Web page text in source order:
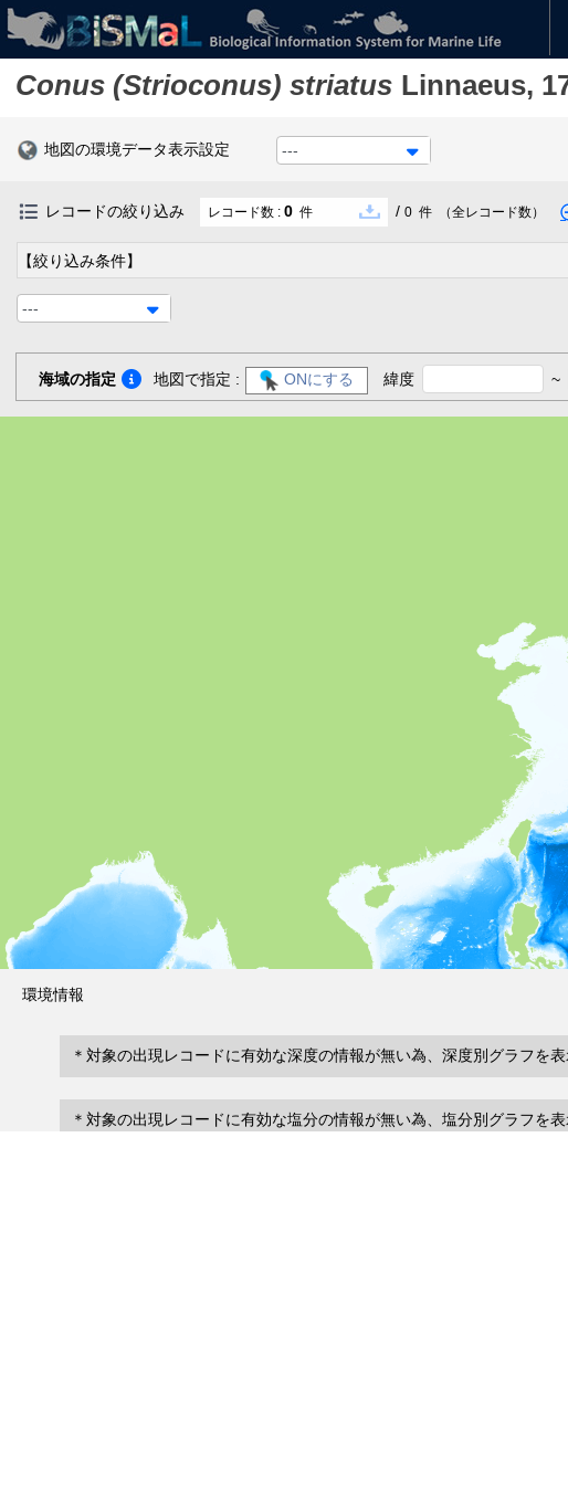
Conus (Strioconus) striatus Linnaeus,
地図の環境データ表示設定 ---
レコードの絞り込み レコード数 : 0 件 / 0 件 （全レコード数）
【絞り込み条件】
---
海域の指定 地図で指定 : ONにする 緯度 ~
環境情報
＊対象の出現レコードに有効な深度の情報が無い為、深度別グラフを表
＊対象の出現レコードに有効な塩分の情報が無い為、塩分別グラフを表